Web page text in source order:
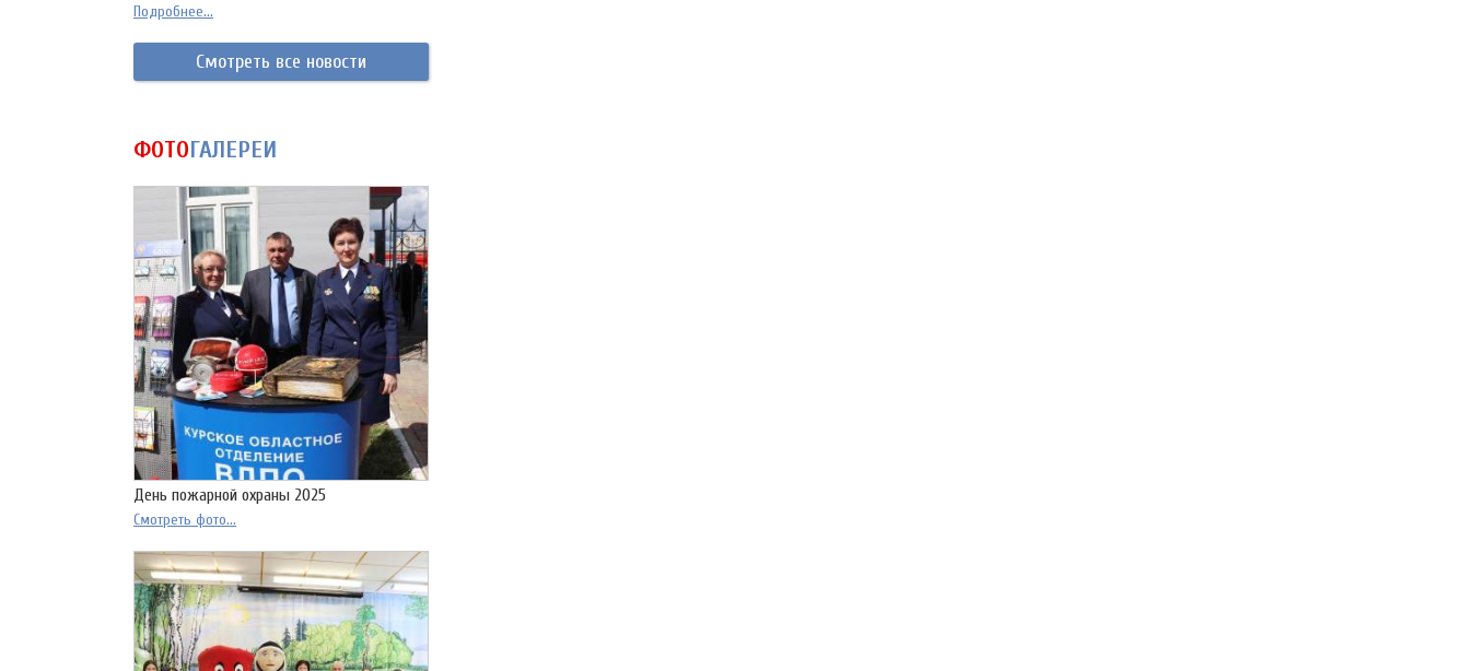
Подробнее...
Смотреть все новости
ФОТОГАЛЕРЕИ
День пожарной охраны 2025
Смотреть фото...